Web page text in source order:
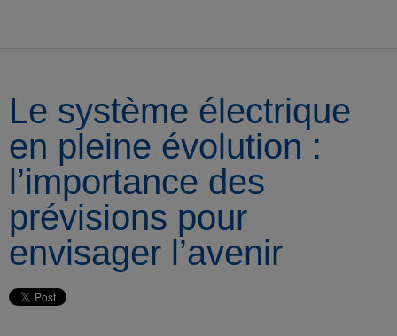
Le système électrique
en pleine évolution :
l’importance des
prévisions pour
envisager l’avenir